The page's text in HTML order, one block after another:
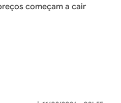
começam a cair